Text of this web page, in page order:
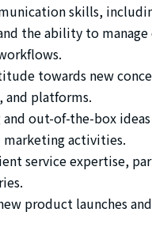
skills,
the ability to
towards new
platforms.
out-of-the-box ideas
activities.
service expertise,
product launches